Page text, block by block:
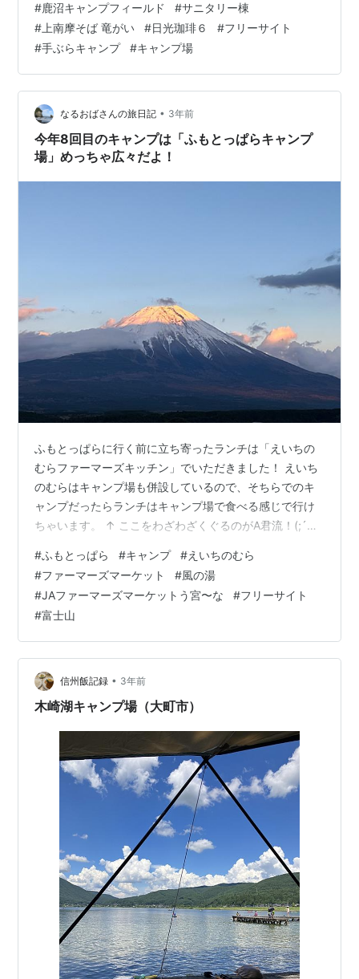
品に力が入っていました。 キャンプグッズが欲しくなる
ショップですが、そこは全て「snow peak」なのでやっ
ぱり少しお高めに感じましたが、何でも現地で揃う勢い
の品揃えでした。 ↑ 衣料品もいっぱいです ↑ ワインも
ここでゲットできるのか… 「手ぶらキャンププラン」と
いうのもあるようで、5…
#鹿沼キャンプフィールド #サニタリー棟
# 上南摩そば 竜がい #日光珈琲６ #フリーサイト
#手ぶらキャンプ #キャンプ場
なるおばさんの旅日記 • 3年前
今年8回目のキャンプは「ふもとっぱらキャンプ
場」めっちゃ広々だよ！
ふもとっぱらに行く前に立ち寄ったランチは「えいちの
むらファーマーズキッチン」でいただきました！ えいち
のむらはキャンプ場も併設しているので、そちらでのキ
ャンプだったらランチはキャンプ場で食べる感じで行け
ちゃいます。 ↑ ここをわざわざくぐるのがA君流！(;´Д
色 「きょうのランチ」というのがあって1,200円でプレ
ートランチがいただけます！ 私とB君は「チキンプレー
ト」でA君は「サバの燻製プレート」にしました。 ↑ こ
ちらはチキンプレート！ ↑ こちらがサバの燻製プレート
です！ 美味しかったし、お店の雰囲気も最高でした( *
´艸｀) ↑…
#ふもとっぱら #キャンプ #えいちのむら
#ファーマーズマーケット #風の湯
#JAファーマーズマーケットう宮〜な #フリーサイト
#富士山
信州飯記録 • 3年前
木崎湖キャンプ場（大町市）